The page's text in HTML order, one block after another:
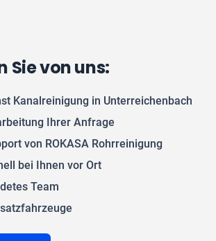
Sie von uns:
Kanalreinigung in Unterreichenbach
Ihrer Anfrage
von ROKASA Rohrreinigung
bei Ihnen vor Ort
Team